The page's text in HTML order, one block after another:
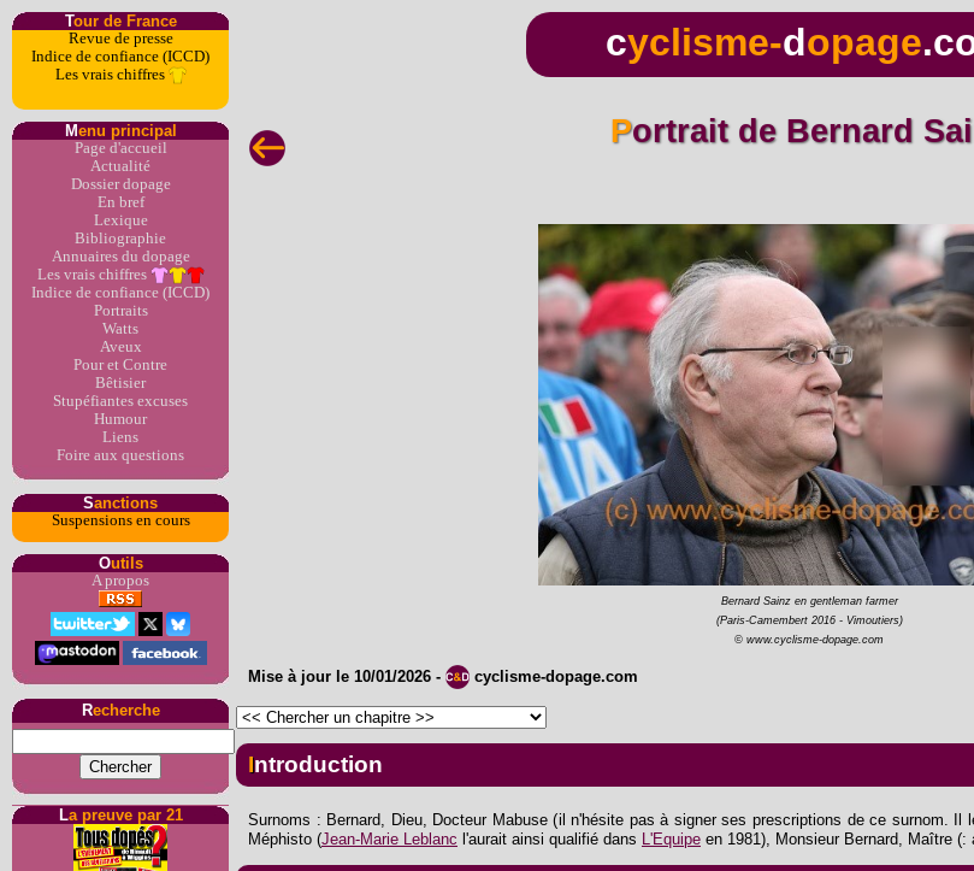
Tour de France
Revue de presse
Indice de confiance (ICCD)
Les vrais chiffres
Menu principal
Page d'accueil
Actualité
Dossier dopage
En bref
Lexique
Bibliographie
Annuaires du dopage
Les vrais chiffres
Indice de confiance (ICCD)
Portraits
Watts
Aveux
Pour et Contre
Bêtisier
Stupéfiantes excuses
Humour
Liens
Foire aux questions
Sanctions
Suspensions en cours
Outils
A propos
Recherche
La preuve par 21
cyclisme-dopage
Portrait de Bernard
Bernard Sainz en gentleman farmer
(Paris-Camembert 2016 - Vimoutiers)
© www.cyclisme-dopage.com
Mise à jour le 10/01/2026 - cyclisme-dopage.com
Introduction
Surnoms : Bernard, Dieu, Docteur Mabuse (il n'hésite pas à signer ses prescriptions de ce surnom. Il
Méphisto (Jean-Marie Leblanc l'aurait ainsi qualifié dans L'Equipe en 1981), Monsieur Bernard, Maître (: